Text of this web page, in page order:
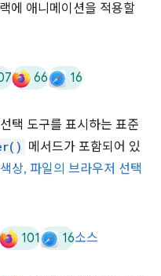
에 애니메이션을 적용할
66 16
택 도구를 표시하는 표준
메서드가 포함되어 있
상, 파일의 브라우저 선택
101 16소스